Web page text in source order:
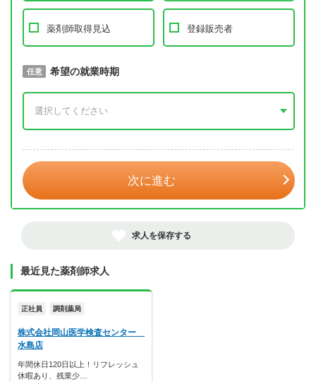
薬剤師取得見込 登録販売者
必須 取得予定年
任意 希望の就業時期
次に進む
求人を保存する
最近見た薬剤師求人
正社員 調剤薬局
株式会社岡山医学検査センター
水島店
年間休日120日以上！リフレッシュ
休暇あり、残業少…